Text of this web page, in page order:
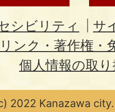
シビリティ
サ
リンク・著作権・
個人情報の取
2022 Kanazawa